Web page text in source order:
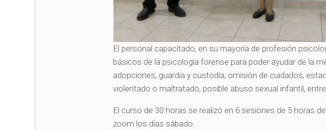
El personal capacitado, en su mayoría de profesión
básicos de la psicología forense para poder ayudar de la
adopciones, guardia y custodia, omisión de cuidados,
violentado o maltratado, posible abuso sexual infantil,
El curso de 30 horas se realizó en 6 sesiones de 5 horas
zoom los días sábado.